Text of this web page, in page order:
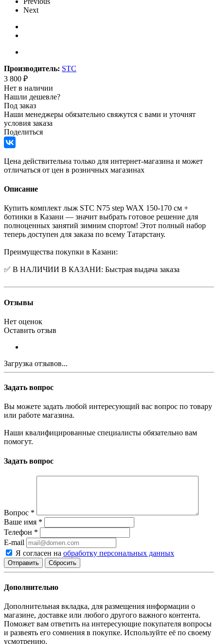
Next
Производитель: STC
3 800 ₽
Нет в наличии
Нашли дешевле?
Под заказ
Наши менеджеры обязательно свяжутся с вами и уточнят
условия заказа
Поделиться
Цена действительна только для интернет-магазина и может
отличаться от цен в розничных магазинах
Описание
Купить комплект лыж STC N75 step WAX 150-170 см +
ботинки в Казани — значит выбрать готовое решение для
полноценных занятий зимним спортом! Этот полный набор
теперь доступен для заказа по всему Татарстану.
Преимущества покупки в Казани:
✅ В НАЛИЧИИ В КАЗАНИ: Быстрая выдача заказа
Отзывы
Нет оценок
Оставить отзыв
Загрузка отзывов...
Задать вопрос
Вы можете задать любой интересующий вас вопрос по товару
или работе магазина.
Наши квалифицированные специалисты обязательно вам
помогут.
Задать вопрос
Вопрос *
Ваше имя *
Телефон *
E-mail
Я согласен на обработку персональных данных
Сбросить
Дополнительно
Дополнительная вкладка, для размещения информации о
магазине, доставке или любого другого важного контента.
Поможет вам ответить на интересующие покупателя вопросы
и развеять его сомнения в покупке. Используйте её по своему
усмотрению.